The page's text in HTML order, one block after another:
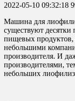
2022-05-10 09:32:18
Машина для
существуют
пищевых продуктов,
небольшими
производителя. И
производителями,
небольших